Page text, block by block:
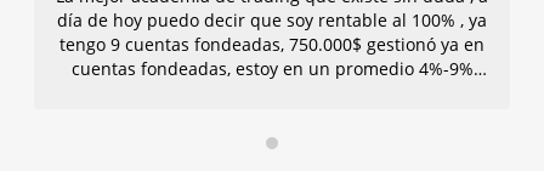
día de hoy puedo decir que soy rentable al 100% , ya
tengo 9 cuentas fondeadas, 750.000$ gestionó ya en
cuentas fondeadas, estoy en un promedio 4%-9%
no tengo palabras para describir su infinita